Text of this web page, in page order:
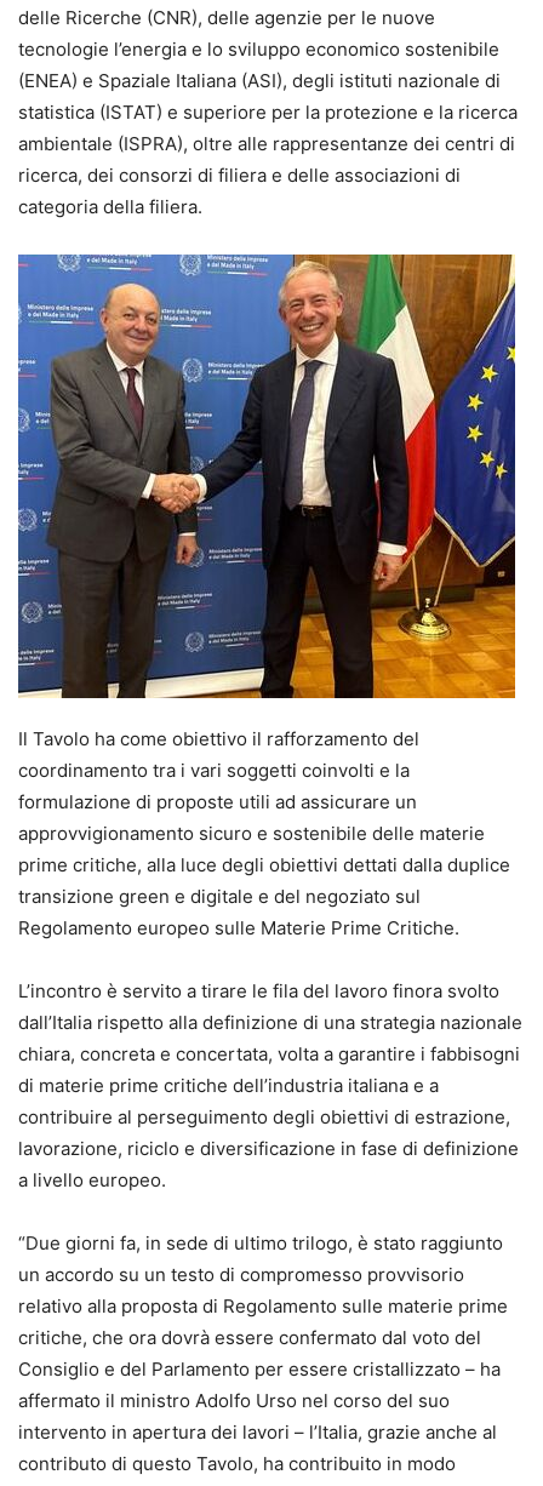
delle Ricerche (CNR), delle agenzie per le nuove
tecnologie l’energia e lo sviluppo economico sostenibile
(ENEA) e Spaziale Italiana (ASI), degli istituti nazionale di
statistica (ISTAT) e superiore per la protezione e la ricerca
ambientale (ISPRA), oltre alle rappresentanze dei centri di
ricerca, dei consorzi di filiera e delle associazioni di
categoria della filiera.
Il Tavolo ha come obiettivo il rafforzamento del
coordinamento tra i vari soggetti coinvolti e la
formulazione di proposte utili ad assicurare un
approvvigionamento sicuro e sostenibile delle materie
prime critiche, alla luce degli obiettivi dettati dalla duplice
transizione green e digitale e del negoziato sul
Regolamento europeo sulle Materie Prime Critiche.
L’incontro è servito a tirare le fila del lavoro finora svolto
dall’Italia rispetto alla definizione di una strategia nazionale
chiara, concreta e concertata, volta a garantire i fabbisogni
di materie prime critiche dell’industria italiana e a
contribuire al perseguimento degli obiettivi di estrazione,
lavorazione, riciclo e diversificazione in fase di definizione
a livello europeo.
“Due giorni fa, in sede di ultimo trilogo, è stato raggiunto
un accordo su un testo di compromesso provvisorio
relativo alla proposta di Regolamento sulle materie prime
critiche, che ora dovrà essere confermato dal voto del
Consiglio e del Parlamento per essere cristallizzato – ha
affermato il ministro Adolfo Urso nel corso del suo
intervento in apertura dei lavori – l’Italia, grazie anche al
contributo di questo Tavolo, ha contribuito in modo